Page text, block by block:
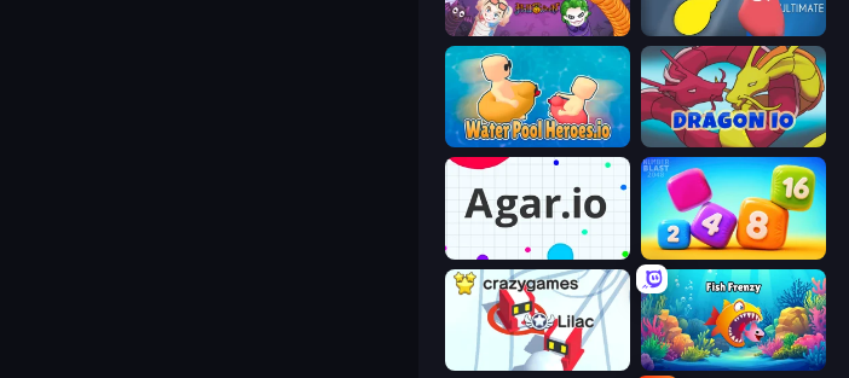
Snake Merge: Idle & io Zone Helix Snake
Water Pool Heroes.io Dragon.io
Agar.io Number Blast 2048
Snowball.io Fish Frenzy